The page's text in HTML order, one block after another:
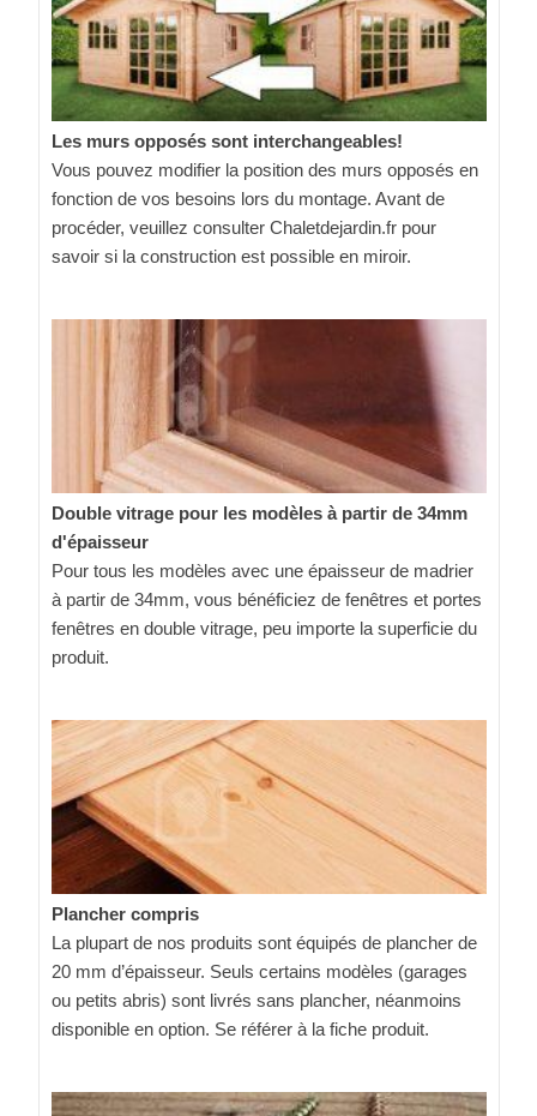
Les murs opposés sont interchangeables!
Vous pouvez modifier la position des murs opposés en
fonction de vos besoins lors du montage. Avant de
procéder, veuillez consulter Chaletdejardin.fr pour
savoir si la construction est possible en miroir.
Double vitrage pour les modèles à partir de 34mm
d'épaisseur
Pour tous les modèles avec une épaisseur de madrier
à partir de 34mm, vous bénéficiez de fenêtres et portes
fenêtres en double vitrage, peu importe la superficie du
produit.
Plancher compris
La plupart de nos produits sont équipés de plancher de
20 mm d’épaisseur. Seuls certains modèles (garages
ou petits abris) sont livrés sans plancher, néanmoins
disponible en option. Se référer à la fiche produit.